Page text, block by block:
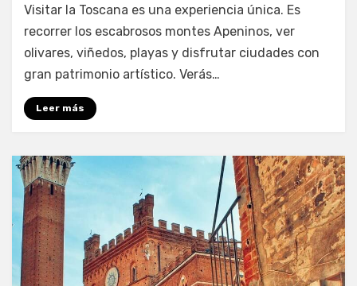
Visitar la Toscana es una experiencia única. Es
recorrer los escabrosos montes Apeninos, ver
olivares, viñedos, playas y disfrutar ciudades con
gran patrimonio artístico. Verás…
Leer más